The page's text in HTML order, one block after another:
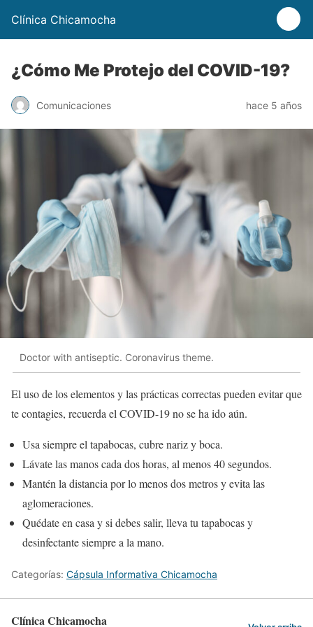
Clínica Chicamocha
¿Cómo Me Protejo del COVID-19?
Comunicaciones hace 5 años
Doctor with antiseptic. Coronavirus theme.
El uso de los elementos y las prácticas correctas pueden evitar que
te contagies, recuerda el COVID-19 no se ha ido aún.
Usa siempre el tapabocas, cubre nariz y boca.
Lávate las manos cada dos horas, al menos 40 segundos.
Mantén la distancia por lo menos dos metros y evita las
aglomeraciones.
Quédate en casa y si debes salir, lleva tu tapabocas y
desinfectante siempre a la mano.
Categorías: Cápsula Informativa Chicamocha
Clínica Chicamocha